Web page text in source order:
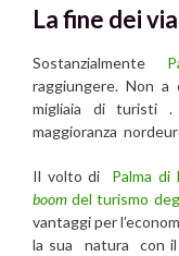
La fine dei
Sostanzialmente
raggiungere. Non a
migliaia di turisti .
maggioranza
Il volto di Palma di
boom del turismo
vantaggi per
la sua natura con il